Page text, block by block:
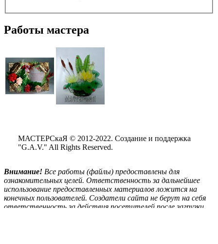
Работы мастера
МАСТЕРСкаЯ © 2012-2022. Создание и поддержка
"G.A.V." All Rights Reserved.
Внимание! Все работы (файлы) предоставлены для
ознакомительных целей. Ответственность за дальнейшее
использование предоставленных материалов ложится на
конечных пользователей. Создатели сайта не берут на себя
ответственность за действия посетителей после загрузки